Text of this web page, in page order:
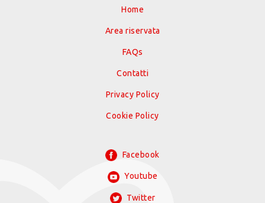
Home
Area riservata
FAQs
Contatti
Privacy Policy
Cookie Policy
Facebook
Youtube
Twitter